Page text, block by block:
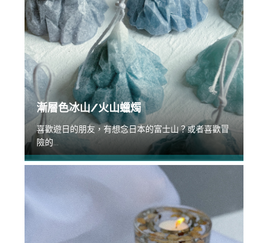
漸層色冰山/火山蠟燭
喜歡遊日的朋友，有想念日本的富士山？或者喜歡冒
險的...